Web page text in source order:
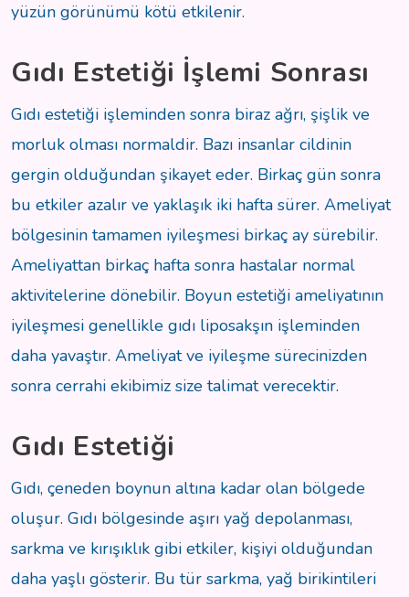
yüzün görünümü kötü etkilenir.
Gıdı Estetiği İşlemi Sonrası
Gıdı estetiği işleminden sonra biraz ağrı, şişlik ve
morluk olması normaldir. Bazı insanlar cildinin
gergin olduğundan şikayet eder. Birkaç gün sonra
bu etkiler azalır ve yaklaşık iki hafta sürer. Ameliyat
bölgesinin tamamen iyileşmesi birkaç ay sürebilir.
Ameliyattan birkaç hafta sonra hastalar normal
aktivitelerine dönebilir. Boyun estetiği ameliyatının
iyileşmesi genellikle gıdı liposakşın işleminden
daha yavaştır. Ameliyat ve iyileşme sürecinizden
sonra cerrahi ekibimiz size talimat verecektir.
Gıdı Estetiği
Gıdı, çeneden boynun altına kadar olan bölgede
oluşur. Gıdı bölgesinde aşırı yağ depolanması,
sarkma ve kırışıklık gibi etkiler, kişiyi olduğundan
daha yaşlı gösterir. Bu tür sarkma, yağ birikintileri